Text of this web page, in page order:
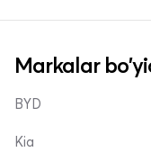
Markalar
BYD
Kia